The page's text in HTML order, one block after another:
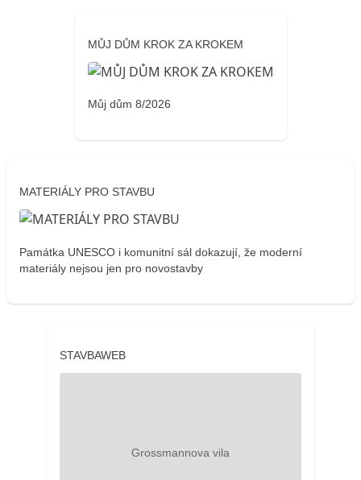
MŮJ DŮM KROK ZA KROKEM
Můj dům 8/2026
MATERIÁLY PRO STAVBU
Památka UNESCO i komunitní sál dokazují, že moderní
materiály nejsou jen pro novostavby
STAVBAWEB